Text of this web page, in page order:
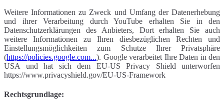
Weitere Informationen zu Zweck und Umfang der Datenerhebung
und ihrer Verarbeitung durch YouTube erhalten Sie in den
Datenschutzerklärungen des Anbieters, Dort erhalten Sie auch
weitere Informationen zu Ihren diesbezüglichen Rechten und
Einstellungsmöglichkeiten zum Schutze Ihrer Privatsphäre
(https://policies.google.com...). Google verarbeitet Ihre Daten in den
USA und hat sich dem EU-US Privacy Shield unterworfen
https://www.privacyshield.gov/EU-US-Framework
Rechtsgrundlage: